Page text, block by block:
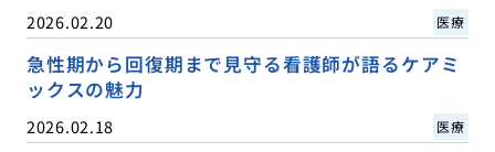
2026.02.20 医療
急性期から回復期まで見守る看護師が語るケアミ
ックスの魅力
2026.02.18 医療